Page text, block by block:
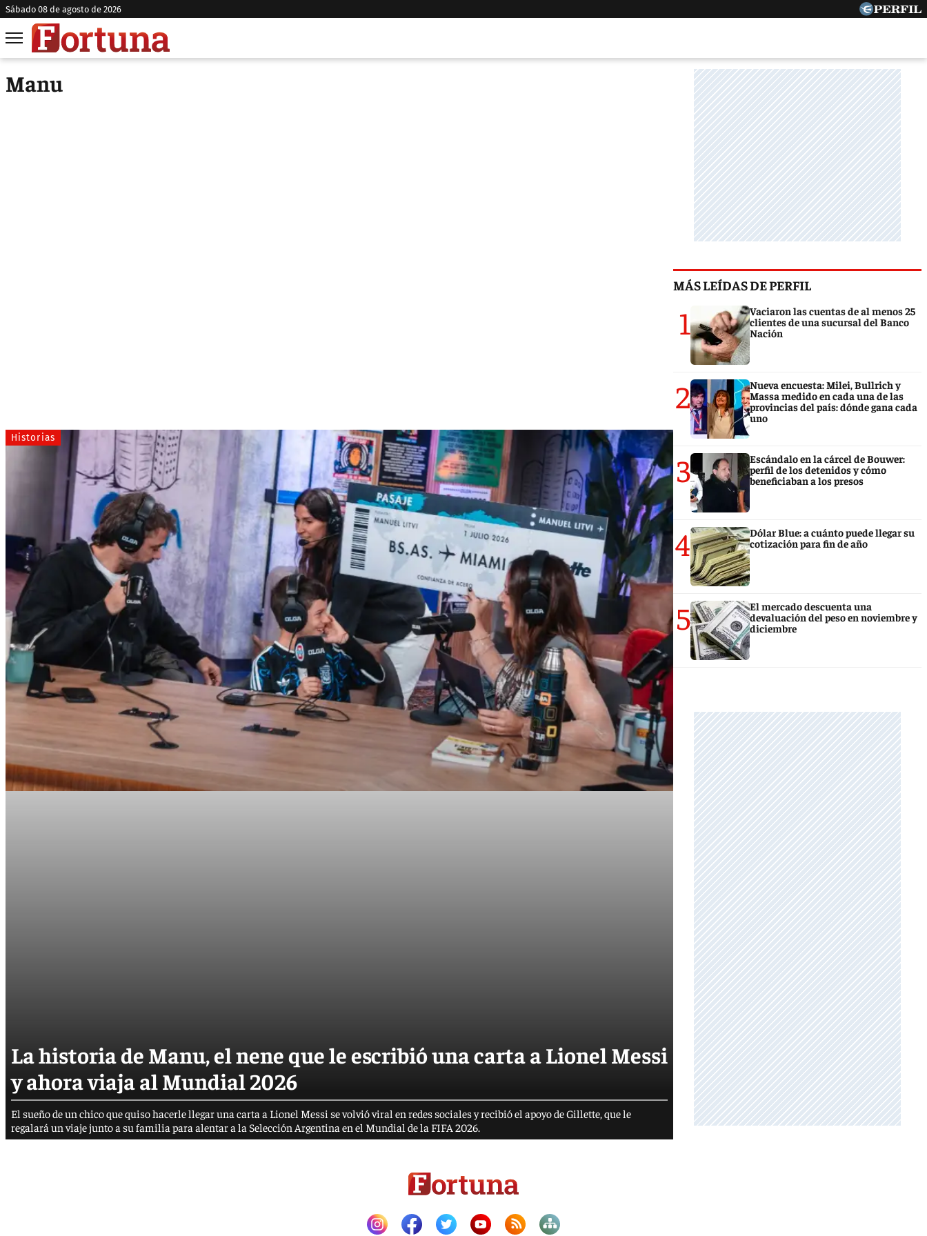
sábado 08 de agosto de 2026
Manu
Historias
La historia de Manu, el nene que le escribió una carta a Lionel Messi
y ahora viaja al Mundial 2026
El sueño de un chico que quiso hacerle llegar una carta a Lionel Messi se volvió viral en redes sociales y recibió el apoyo de Gillette, que le
regalará un viaje junto a su familia para alentar a la Selección Argentina en el Mundial de la FIFA 2026.
MÁS LEÍDAS DE PERFIL
1
Vaciaron las cuentas de al menos 25
clientes de una sucursal del Banco
Nación
2
Nueva encuesta: Milei, Bullrich y
Massa medido en cada una de las
provincias del país: dónde gana cada
uno
3
Escándalo en la cárcel de Bouwer:
perfil de los detenidos y cómo
beneficiaban a los presos
4
Dólar Blue: a cuánto puede llegar su
cotización para fin de año
5
El mercado descuenta una
devaluación del peso en noviembre y
diciembre